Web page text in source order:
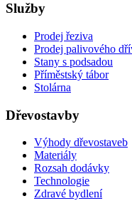
Služby
Prodej řeziva
Prodej palivového
Stany s podsadou
Příměstský tábor
Stolárna
Dřevostavby
Výhody dřevostaveb
Materiály
Rozsah dodávky
Technologie
Zdravé bydlení